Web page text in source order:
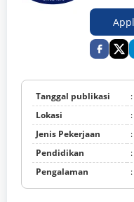
Tanggal publikasi :
Lokasi
:
Jenis Pekerjaan
:
Pendidikan
:
Pengalaman
: